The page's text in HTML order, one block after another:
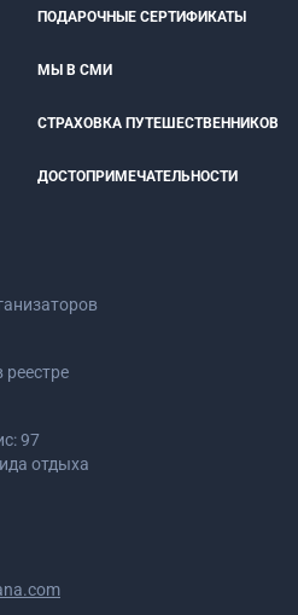
ПОДАРОЧНЫЕ СЕРТИФИКАТЫ
МЫ В СМИ
СТРАХОВКА ПУТЕШЕСТВЕННИКОВ
ДОСТОПРИМЕЧАТЕЛЬНОСТИ
реестре
97
отдыха